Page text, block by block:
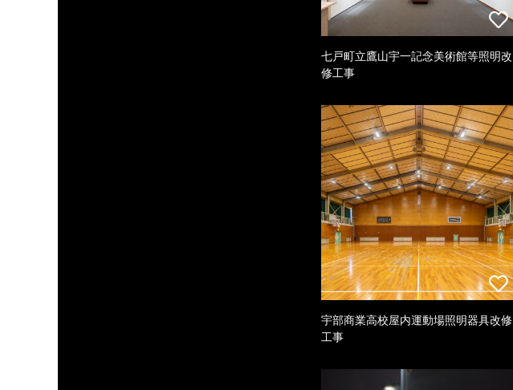
七戸町立鷹山宇一記念美術館等照明改
修工事
宇部商業高校屋内運動場照明器具改修
工事